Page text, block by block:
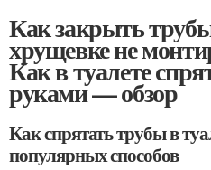
Как закрыть
хрущевке не
Как в туалете
руками — обзор
Как спрятать трубы в
популярных способов